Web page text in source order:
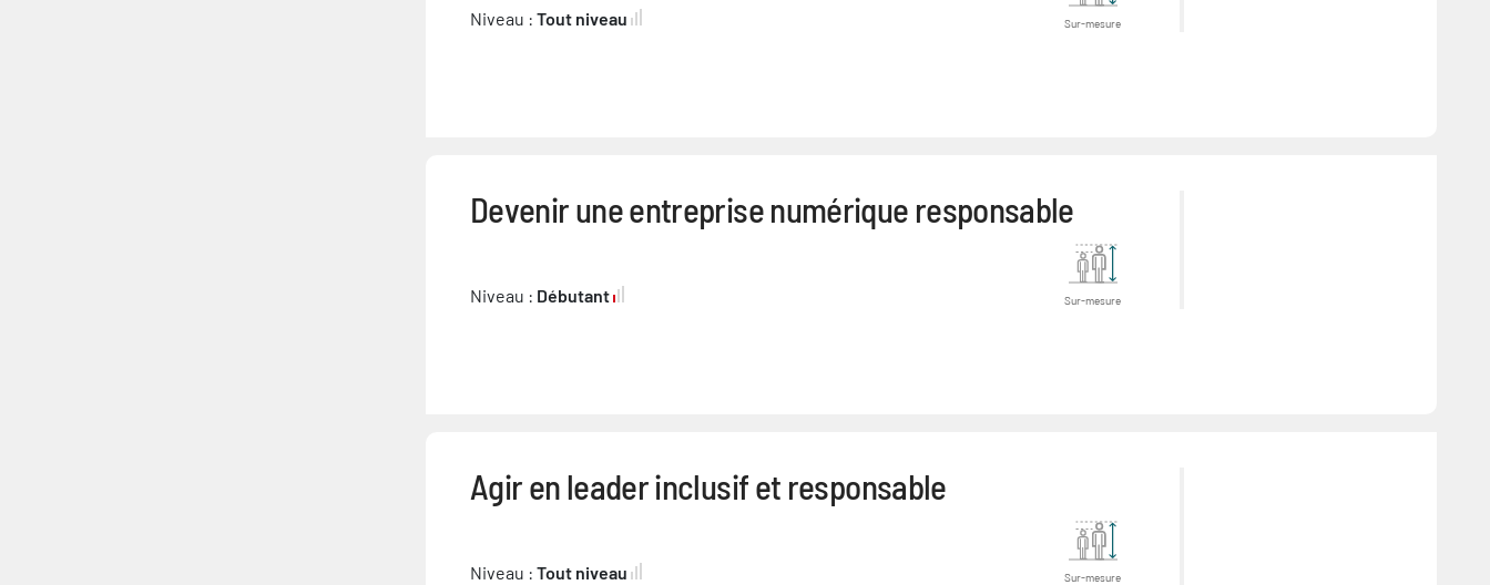
Niveau : Tout niveau Sur-mesure
Devenir une entreprise numérique responsable
Niveau : Débutant Sur-mesure
Agir en leader inclusif et responsable
Niveau : Tout niveau Sur-mesure